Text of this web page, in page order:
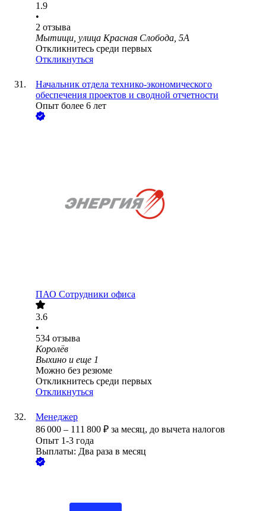
1.9
•
2 отзыва
Мытищи, улица Красная Слобода, 5А
Откликнитесь среди первых
Откликнуться
Начальник отдела технико-экономического
обеспечения проектов и сводной отчетности
Опыт более 6 лет
ПАО Сотрудники офиса
3.6
•
534 отзыва
Королёв
Выхино и еще 1
Можно без резюме
Откликнитесь среди первых
Откликнуться
Менеджер
86 000 – 111 800 ₽ за месяц, до вычета налогов
Опыт 1-3 года
Выплаты: Два раза в месяц